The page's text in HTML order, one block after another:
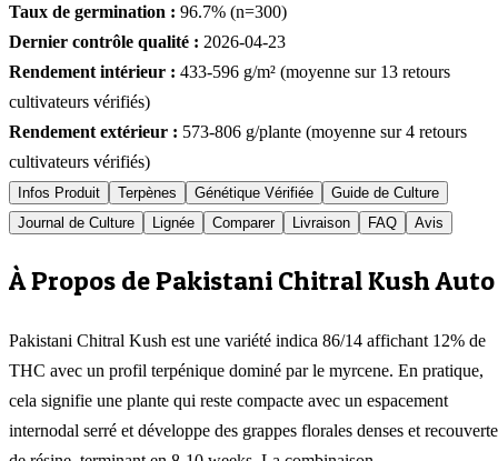
Taux de germination : 96.7% (n=300)
Dernier contrôle qualité : 2026-04-23
Rendement intérieur : 433-596 g/m² (moyenne sur 13 retours
cultivateurs vérifiés)
Rendement extérieur : 573-806 g/plante (moyenne sur4 retours
cultivateurs vérifiés)
Infos Produit Terpènes Génétique Vérifiée
Guide de Culture
Journal de Culture
Lignée Comparer Livraison FAQ Avis
À Propos de Pakistani Chitral Kush Auto
Pakistani Chitral Kush est une variété indica 86/14 affichant 12% de
THC avec un profil terpénique dominé par le myrcene. En pratique,
cela signifie une plante qui reste compacte avec un espacement
internodal serré et développe des grappes florales denses et